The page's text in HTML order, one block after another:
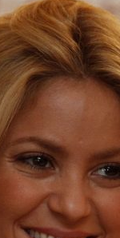
Sostenibilidad
Deportes
Opinión
Señal 2